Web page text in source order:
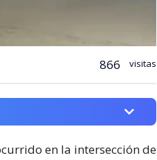
866 visitas
en la intersección de